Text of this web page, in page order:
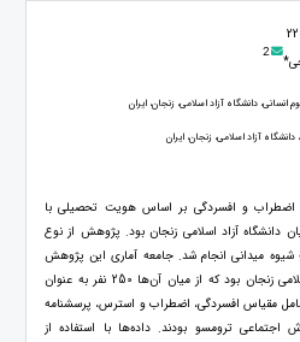
2
دانشگاه آزاد اسلامی، زنجان، ایران
آزاد اسلامی، زنجان، ایران
و افسردگی بر اساس هویت تحصیلی با
دانشگاه آزاد اسلامی زنجان بود. پژوهش از نوع
میدانی انجام شد. جامعه آماری این پژوهش
شامل 10,700 دانشجوی دانشگاه آزاد اسلامی زنجان بود که از میان آن‌ها 250 نفر به عنوان
مقیاس افسردگی، اضطراب و استرس، پرسشنامه
ترومسو بودند. داده‌ها با استفاده از